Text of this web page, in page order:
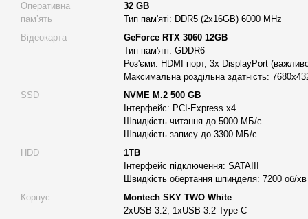
Робота в Adobe Photoshop, Illustrator, CorelDRAW та
комфортно. Цей
комп'ютер для роботизабезпечує
роботу з багатошаровими файлами та застосування
Архітектурне проектування та інженерні розрахунки
Використання AutoCAD, ArchiCAD, Revit або SolidWorks
створення великих проектів без затримок. Завдяки 32 ГБ
МГц, ви можете працювати з масштабними моделями і
Стрімінг та створення контенту для соціальних мереж
Завдяки ефективному графічному адаптеру RTX 3060 та
станція підходить для запису, обробки та трансляції
Основні характеристики робочої станції Alfa
Оперативна
памʼять
32 GB
Тип пам'яті: DDR5 (2x16GB) 6000 MHz
Відеокарта
GeForce RTX 3060 12GB
Тип пам'яті: GDDR6
Роз'єми: HDMI порт, 3х DisplayPort
Максимальна роздільна здатність:
SSD
NVME M.2 500 GB
Інтерфейс: PCI-Express x4
Швидкість читання до 5000 МБ/с
Швидкість запису до 3300 МБ/с
HDD
1TB
Інтерфейс підключення: SATAIII
Швидкість обертання шпинделя: 7200 об/хв
Корпус
Montech SKY TWO White
2хUSB 3.2, 1хUSB 3.2 Type-C